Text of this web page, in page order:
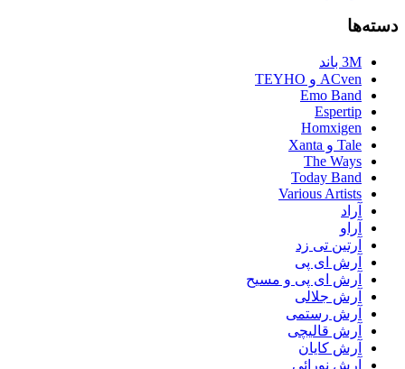
دسته‌ها
3M باند
ACven و TEYHO
Emo Band
Espertip
Homxigen
Tale و Xanta
The Ways
Today Band
Various Artists
آراد
آراو
آرتین تی زد
آرش ای پی
آرش ای پی و مسیح
آرش جلالی
آرش رستمی
آرش قالیچی
آرش کایان
آرش نورائی